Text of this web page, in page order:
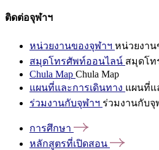
ติดต่อจุฬาฯ
หน่วยงานของจุฬาฯ หน่วยงาน
สมุดโทรศัพท์ออนไลน์ สมุดโท
Chula Map Chula Map
แผนที่และการเดินทาง แผนที่แ
ร่วมงานกับจุฬาฯ ร่วมงานกับจุ
การศึกษา
หลักสูตรที่เปิดสอน